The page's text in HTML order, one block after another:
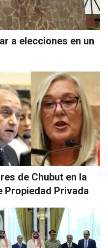
a elecciones en un
de Chubut en la
Propiedad Privada